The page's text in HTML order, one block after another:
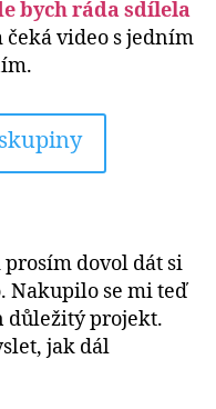
bych ráda sdílela
čeká video s jedním
dovol dát si
Nakupilo se mi teď
důležitý projekt.
jak dál